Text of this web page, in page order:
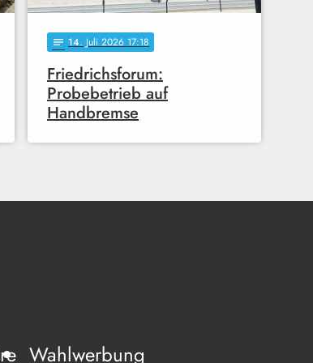
notes 14. Juli 2026 17:18
Friedrichsforum:
Probebetrieb auf
Handbremse
Wahlwerbung